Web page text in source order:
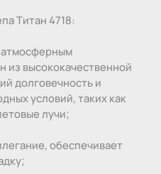
Титан 4718:
атмосферным
из высококачественной
долговечность и
условий, таких как
лучи;
обеспечивает